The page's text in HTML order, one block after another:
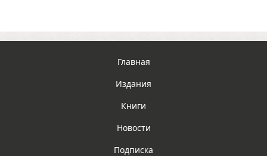
Главная
Издания
Книги
Новости
Подписка